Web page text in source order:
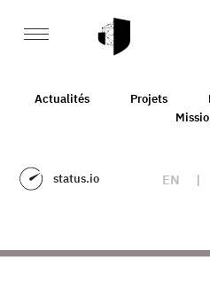
Actualités Projets
status.io EN |